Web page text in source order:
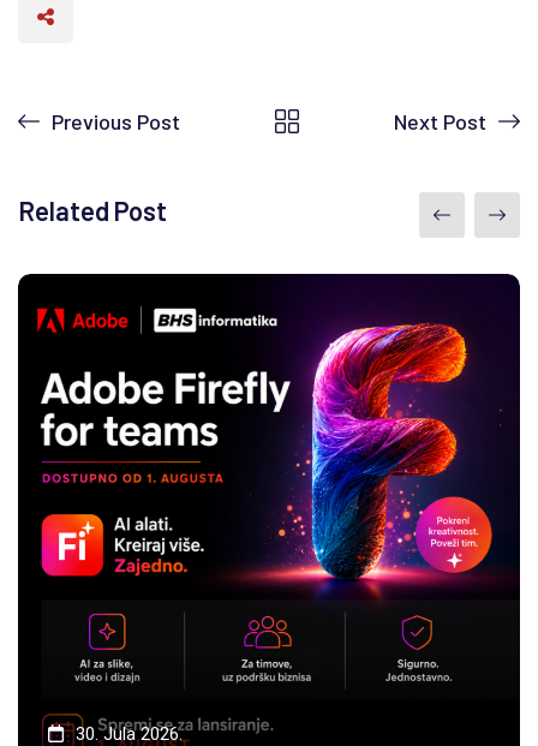
Previous Post Next Post
Related Post
30. Jula 2026.